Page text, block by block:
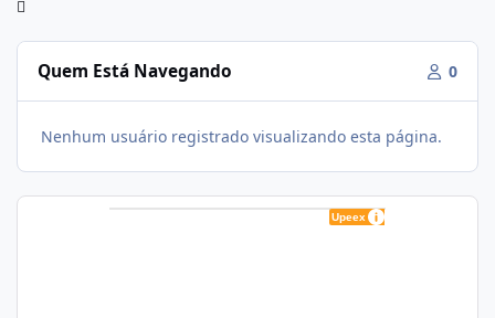
Quem Está Navegando 0
Nenhum usuário registrado visualizando esta página.